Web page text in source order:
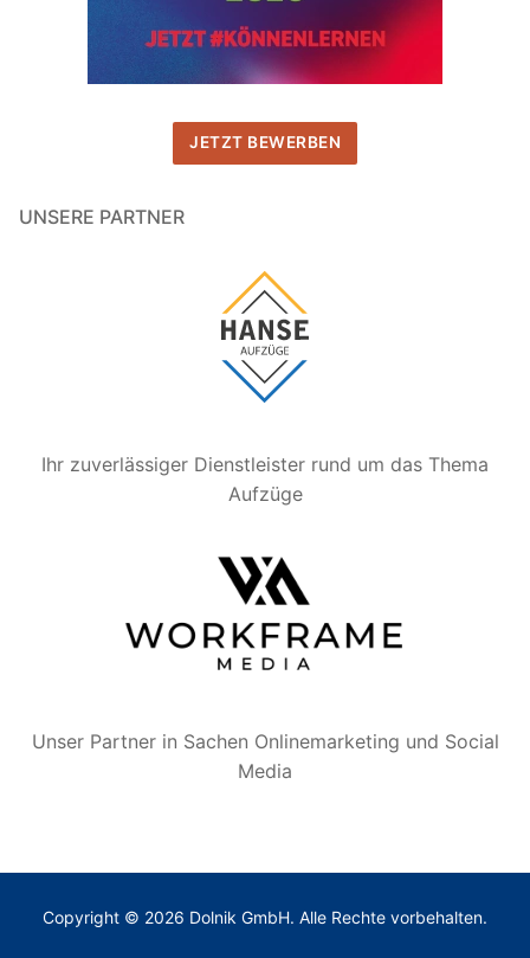
JETZT BEWERBEN
UNSERE PARTNER
Ihr zuverlässiger Dienstleister rund um das Thema
Aufzüge
Unser Partner in Sachen Onlinemarketing und Social
Media
Copyright © 2026 Dolnik GmbH. Alle Rechte vorbehalten.